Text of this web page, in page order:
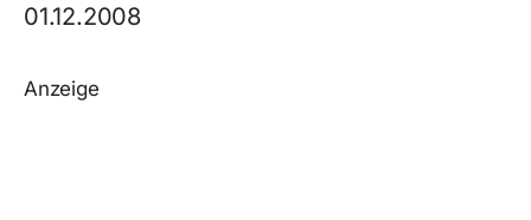
01.12.2008
Anzeige